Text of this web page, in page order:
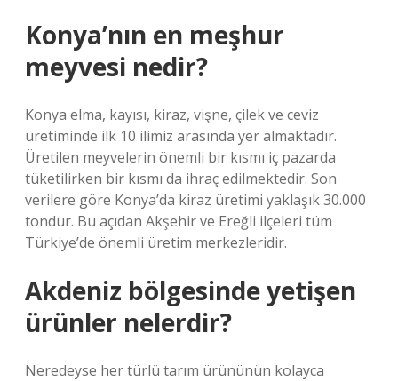
Konya’nın en meşhur
meyvesi nedir?
Konya elma, kayısı, kiraz, vişne, çilek ve ceviz
üretiminde ilk 10 ilimiz arasında yer almaktadır.
Üretilen meyvelerin önemli bir kısmı iç pazarda
tüketilirken bir kısmı da ihraç edilmektedir. Son
verilere göre Konya’da kiraz üretimi yaklaşık 30.000
tondur. Bu açıdan Akşehir ve Ereğli ilçeleri tüm
Türkiye’de önemli üretim merkezleridir.
Akdeniz bölgesinde yetişen
ürünler nelerdir?
Neredeyse her türlü tarım ürününün kolayca